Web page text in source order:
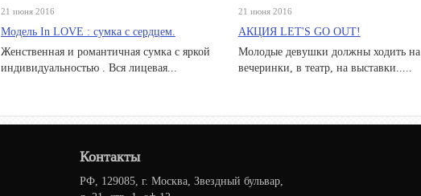
21 июня 2016
Модель In LOVE : сумка с сердцем.
Женственная и романтичная сумка с яркой
индивидуальностью . Вся лицевая...
21 июня 2016
АКЦИЯ LET'S GO OUT!
Молодые девушки должны ходить на
вечеринки, в театр, на выставки.....
Контакты
РФ, 129085, г. Москва, Звездный бульвар,